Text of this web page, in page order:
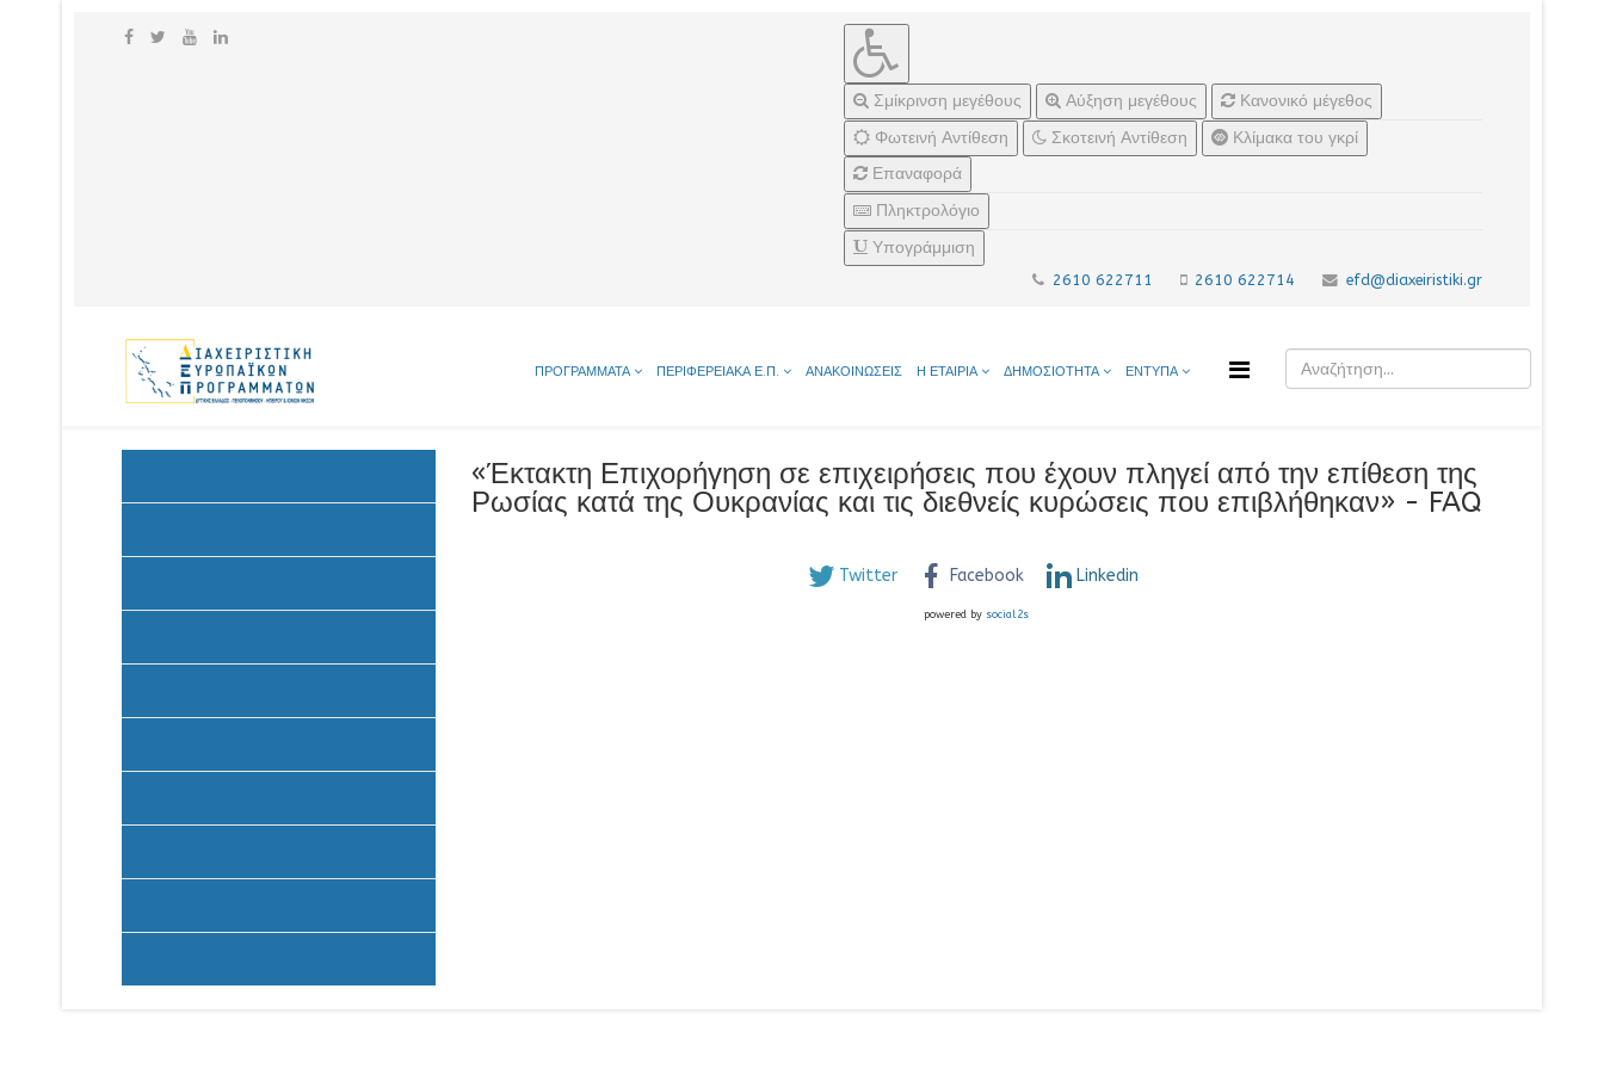
Σμίκρινση μεγέθους Αύξηση μεγέθους
Κανονικό μέγεθος
Φωτεινή Αντίθεση
Σκοτεινή Αντίθεση
Κλίμακα του γκρί
Επαναφορά
Πληκτρολόγιο
Υπογράμμιση
2610 622711 2610 622714 efd@diaxeiristiki.gr
ΠΡΟΓΡΑΜΜΑΤΑ ΠΕΡΙΦΕΡΕΙΑΚΑ Ε.Π. ΑΝΑΚΟΙΝΩΣΕΙΣ Η ΕΤΑΙΡΙΑ ΔΗΜΟΣΙΟΤΗΤΑ ΕΝΤΥΠΑ
«Έκτακτη Επιχορήγηση σε επιχειρήσεις που έχουν πληγεί από την επίθεση της
Ρωσίας κατά της Ουκρανίας και τις διεθνείς κυρώσεις που επιβλήθηκαν» - FAQ
Twitter Facebook Linkedin
powered by social2s